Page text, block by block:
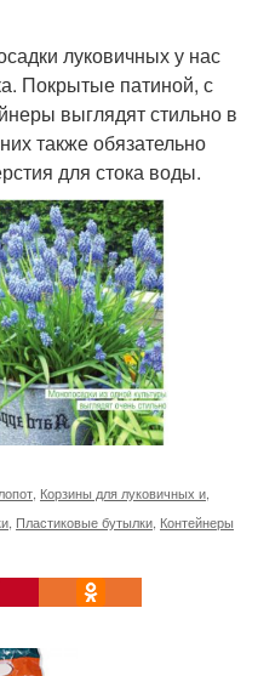
луковичных у нас
Покрытые патиной, с
выглядят стильно в
также обязательно
для стока воды.
, Корзины для луковичных и,
, Пластиковые бутылки, Контейнеры